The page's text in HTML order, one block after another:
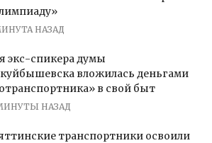
НАЗАД
экс-спикера думы
вложилась деньгами
в свой быт
НАЗАД
транспортники освоили